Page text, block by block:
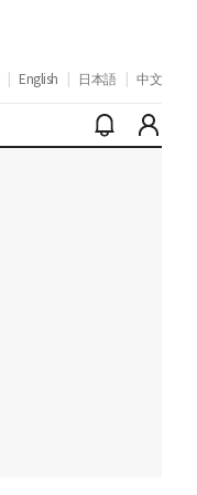
English 日本語 中文